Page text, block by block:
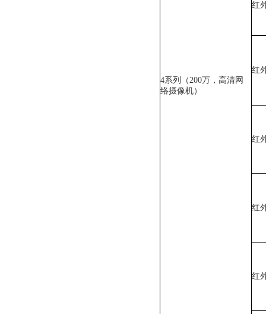
4系列（200万，高清网
络摄像机）
红
红
红
红
红